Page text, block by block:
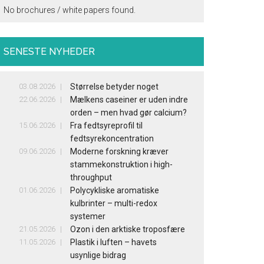
No brochures / white papers found.
SENESTE NYHEDER
03.08.2026 Størrelse betyder noget
22.06.2026
Mælkens caseiner er uden indre
orden – men hvad gør calcium?
15.06.2026
Fra fedtsyreprofil til
fedtsyrekoncentration
09.06.2026
Moderne forskning kræver
stammekonstruktion i high-
throughput
01.06.2026
Polycykliske aromatiske
kulbrinter – multi-redox
systemer
21.05.2026 Ozon i den arktiske troposfære
11.05.2026
Plastik i luften – havets
usynlige bidrag